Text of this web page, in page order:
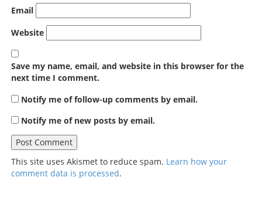
Email
Website
Save my name, email, and website in this browser for the
next time I comment.
Notify me of follow-up comments by email.
Notify me of new posts by email.
This site uses Akismet to reduce spam. Learn how your
comment data is processed.